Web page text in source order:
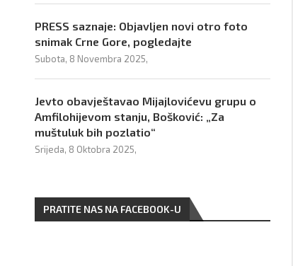
PRESS saznaje: Objavljen novi otro foto
snimak Crne Gore, pogledajte
Subota, 8 Novembra 2025,
Jevto obavještavao Mijajlovićevu grupu o
Amfilohijevom stanju, Bošković: „Za
muštuluk bih pozlatio“
Srijeda, 8 Oktobra 2025,
PRATITE NAS NA FACEBOOK-U